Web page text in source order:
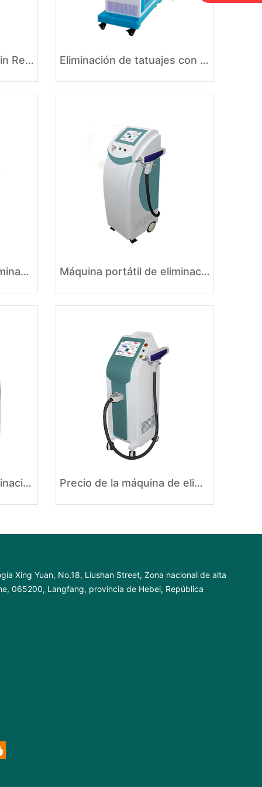
Medical Picosecond Skin Rejuvenation Q Switched Laser Freckle Tattoo Removal Eliminación de tatuajes con láser ND yag Máquina de depilación con hielo de platino y titanio
Máquina vertical de eliminación de tatuajes con láser de picosegundo Máquina portátil de eliminación de tatuajes con láser ND YAG
1064 nm / 532 nm Eliminación de tatuaje láser Nd YAG conmutada Q Precio de la máquina de eliminación de tatuajes con láser ND YAG
Xing Yuan, No.18, Liushan Street, Zona nacional de alta
065200, Langfang, provincia de Hebei, República